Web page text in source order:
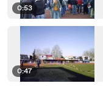
0:53
0:47